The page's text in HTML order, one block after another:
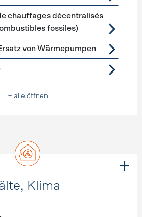
chauffages décentralisés
fossiles)
von Wärmepumpen
+ alle öffnen
Klima